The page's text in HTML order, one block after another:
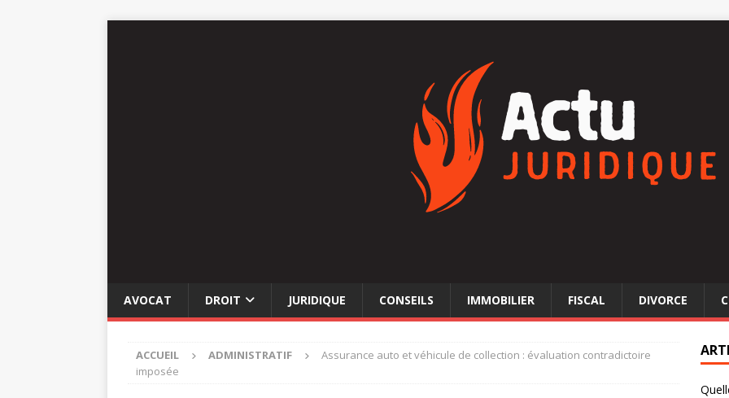
AVOCAT DROIT JURIDIQUE CONSEILS IMMOBILIER FISCAL DIVORCE
ACCUEIL ADMINISTRATIF
Assurance auto et véhicule de collection : évaluation contradictoire
imposée